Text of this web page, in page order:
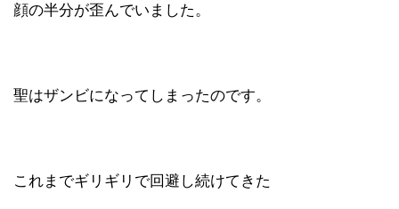
顔の半分が歪んでいました。
聖はザンビになってしまったのです。
これまでギリギリで回避し続けてきた